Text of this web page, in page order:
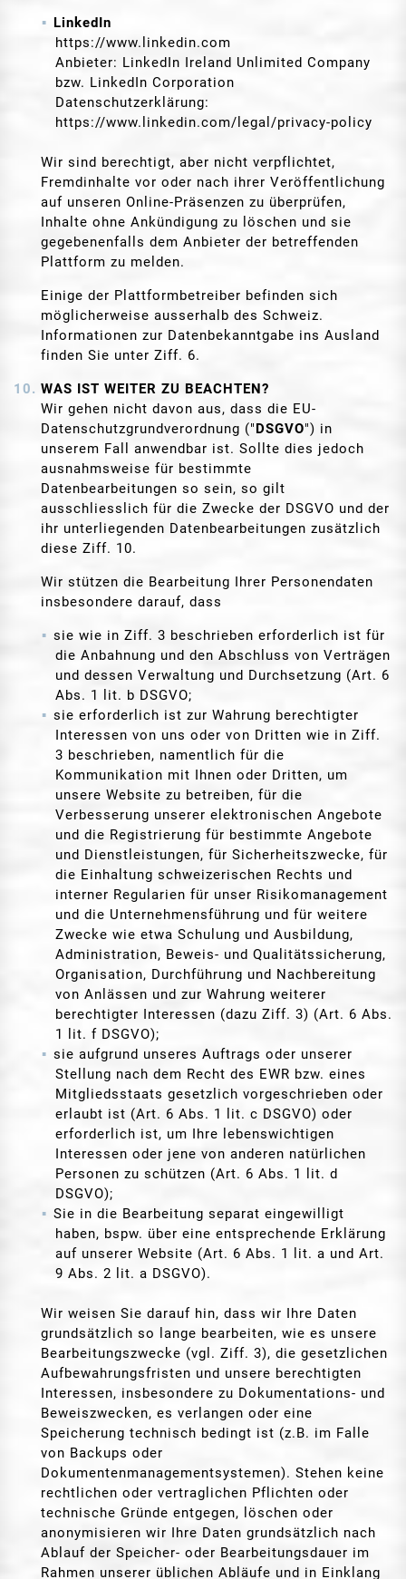
LinkedIn
https://www.linkedin.com
Anbieter: LinkedIn Ireland Unlimited Company
bzw. LinkedIn Corporation
Datenschutzerklärung:
https://www.linkedin.com/legal/privacy-policy
Wir sind berechtigt, aber nicht verpflichtet,
Fremdinhalte vor oder nach ihrer Veröffentlichung
auf unseren Online-Präsenzen zu überprüfen,
Inhalte ohne Ankündigung zu löschen und sie
gegebenenfalls dem Anbieter der betreffenden
Plattform zu melden.
Einige der Plattformbetreiber befinden sich
möglicherweise ausserhalb des Schweiz.
Informationen zur Datenbekanntgabe ins Ausland
finden Sie unter Ziff. 6.
WAS IST WEITER ZU BEACHTEN?
Wir gehen nicht davon aus, dass die EU-
Datenschutzgrundverordnung (" DSGVO") in
unserem Fall anwendbar ist. Sollte dies jedoch
ausnahmsweise für bestimmte
Datenbearbeitungen so sein, so gilt
ausschliesslich für die Zwecke der DSGVO und der
ihr unterliegenden Datenbearbeitungen zusätzlich
diese Ziff. 10.
Wir stützen die Bearbeitung Ihrer Personendaten
insbesondere darauf, dass
sie wie in Ziff. 3 beschrieben erforderlich ist für
die Anbahnung und den Abschluss von Verträgen
und dessen Verwaltung und Durchsetzung (Art. 6
Abs. 1 lit. b DSGVO;
sie erforderlich ist zur Wahrung berechtigter
Interessen von uns oder von Dritten wie in Ziff.
3 beschrieben, namentlich für die
Kommunikation mit Ihnen oder Dritten, um
unsere Website zu betreiben, für die
Verbesserung unserer elektronischen Angebote
und die Registrierung für bestimmte Angebote
und Dienstleistungen, für Sicherheitszwecke, für
die Einhaltung schweizerischen Rechts und
interner Regularien für unser Risikomanagement
und die Unternehmensführung und für weitere
Zwecke wie etwa Schulung und Ausbildung,
Administration, Beweis- und Qualitätssicherung,
Organisation, Durchführung und Nachbereitung
von Anlässen und zur Wahrung weiterer
berechtigter Interessen (dazu Ziff. 3) (Art. 6 Abs.
1 lit. f DSGVO);
sie aufgrund unseres Auftrags oder unserer
Stellung nach dem Recht des EWR bzw. eines
Mitgliedsstaats gesetzlich vorgeschrieben oder
erlaubt ist (Art. 6 Abs. 1 lit. c DSGVO) oder
erforderlich ist, um Ihre lebenswichtigen
Interessen oder jene von anderen natürlichen
Personen zu schützen (Art. 6 Abs. 1 lit. d
DSGVO);
Sie in die Bearbeitung separat eingewilligt
haben, bspw. über eine entsprechende Erklärung
auf unserer Website (Art. 6 Abs. 1 lit. a und Art.
9 Abs. 2 lit. a DSGVO).
Wir weisen Sie darauf hin, dass wir Ihre Daten
grundsätzlich so lange bearbeiten, wie es unsere
Bearbeitungszwecke (vgl. Ziff. 3), die gesetzlichen
Aufbewahrungsfristen und unsere berechtigten
Interessen, insbesondere zu Dokumentations- und
Beweiszwecken, es verlangen oder eine
Speicherung technisch bedingt ist (z.B. im Falle
von Backups oder
Dokumentenmanagementsystemen). Stehen keine
rechtlichen oder vertraglichen Pflichten oder
technische Gründe entgegen, löschen oder
anonymisieren wir Ihre Daten grundsätzlich nach
Ablauf der Speicher- oder Bearbeitungsdauer im
Rahmen unserer üblichen Abläufe und in Einklang